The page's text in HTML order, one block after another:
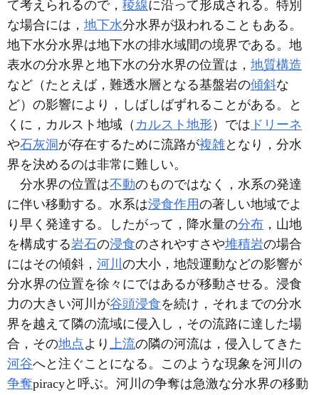
て考えられるので， 稜線に沿って形成される。特別
な場合には， 地下水分水界が扱われることもある。
地下水分水界は地下水の排水域間の境界である。地
表水の分水界と地下水の分水界の位置は， 地質構造
など（たとえば，難透水層となる基盤岩の傾斜な
ど）の影響により，しばしばずれることがある。と
くに，カルスト地域（ カルスト地形 ）では ドリーネ
や石灰洞 が存在するために流路が複雑となり，分水
界を決めるのは非常に難しい。
分水界の位置は不動のものではなく，水系の発達
に伴い移動する。水系は浸食作用の著しい地域でよ
り早く発達する。したがって，降水量の分布 ，山地
を構成する岩石の浸食のされやすさや堆積岩の場合
にはその傾斜， 河川 の大小，地殻運動などの影響が
分水界の位置を徐々にではあるが移動させる。浸食
力の大きい河川が谷頭浸食を続け，それまでの分水
界を越えて隣の流域に侵入し，その流路に達した場
合，その地点 より 上流の隣の河流は，侵入してきた
河谷へと注ぐことになる。このような現象を河川の
争奪piracyと呼ぶ。河川の争奪は急激な分水界の移動